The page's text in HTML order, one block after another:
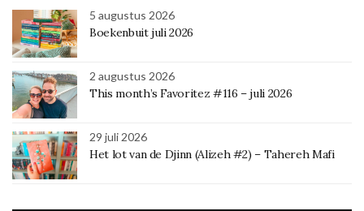
5 augustus 2026
Boekenbuit juli 2026
2 augustus 2026
This month’s Favoritez #116 – juli 2026
29 juli 2026
Het lot van de Djinn (Alizeh #2) – Tahereh Mafi